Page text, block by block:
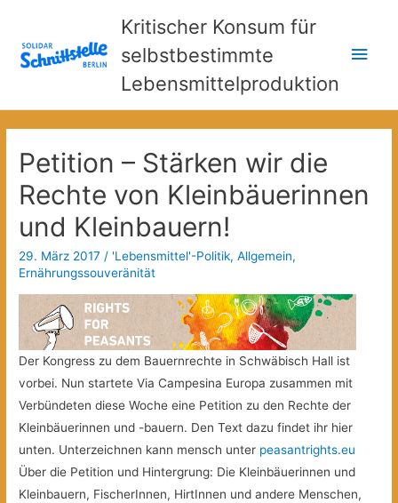
Kritischer Konsum für
selbstbestimmte
Lebensmittelproduktion
Petition – Stärken wir die
Rechte von Kleinbäuerinnen
und Kleinbauern!
29. März 2017 / 'Lebensmittel'-Politik,Allgemein,
Ernährungssouveränität
Der Kongress zu dem Bauernrechte in Schwäbisch Hall ist
vorbei. Nun startete Via Campesina Europa zusammen mit
Verbündeten diese Woche eine Petition zu den Rechte der
Kleinbäuerinnen und -bauern. Den Text dazu findet ihr hier
unten. Unterzeichnen kann mensch unter peasantrights.eu
Über die Petition und Hintergrung: Die Kleinbäuerinnen und
Kleinbauern, FischerInnen, HirtInnen und andere Menschen,